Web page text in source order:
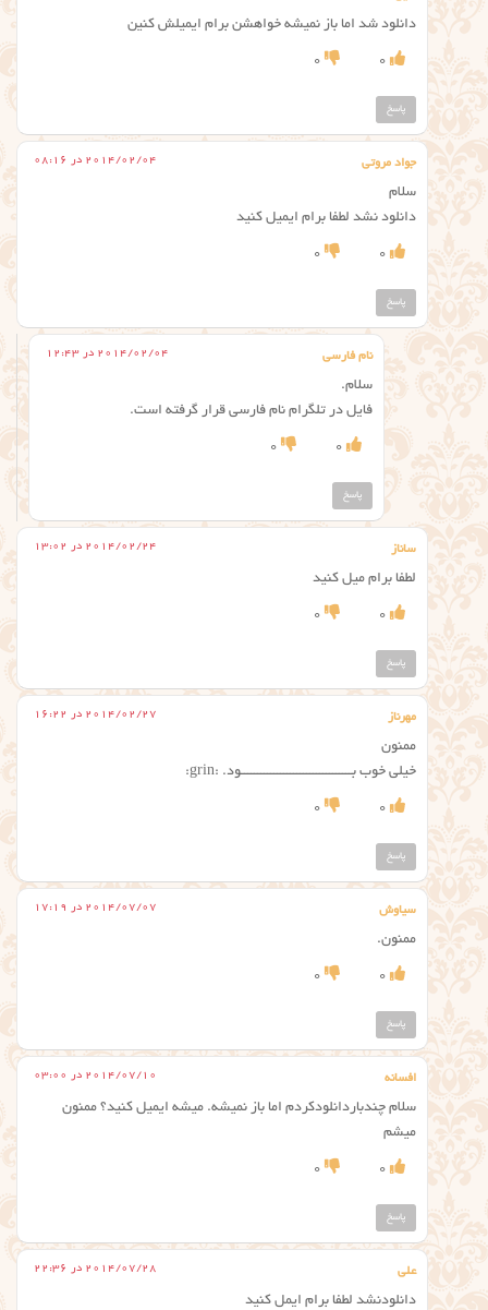
دانلود شد اما باز نمیشه خواهشن برام ایمیلش کنین
0
0
پاسخ
جواد مروتی 2014/02/04 در 08:16
سلام
دانلود نشد لطفا برام ایمیل کنید
0
0
پاسخ
نام فارسی 2014/02/04 در 12:43
سلام.
فایل در تلگرام نام فارسی قرار گرفته است.
0
0
پاسخ
ساناز 2014/02/24 در 13:02
لطفا برام میل کنید
0
0
پاسخ
مهرناز 2014/02/27 در 16:22
ممنون
خیلی خوب بــــــــــــــــــــــــــــــــــود. :grin:
0
0
پاسخ
سیاوش 2014/07/07 در 17:19
ممنون.
0
0
پاسخ
افسانه 2014/07/10 در 03:00
سلام چندباردانلودکردم اما باز نمیشه. میشه ایمیل کنید؟ ممنون
میشم
0
0
پاسخ
علی 2014/07/28 در 22:36
دانلودنشد لطفا برام ایمل کنید